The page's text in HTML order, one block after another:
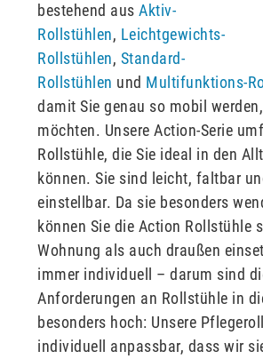
bestehend aus Aktiv-
Rollstühlen, Leichtgewichts-
Rollstühlen, Standard-
Rollstühlen und Multifunktions-
damit Sie genau so mobil
möchten. Unsere Action-Serie
Rollstühle, die Sie ideal in den
können. Sie sind leicht, faltbar
einstellbar. Da sie besonders
können Sie die Action Rollstühle
Wohnung als auch draußen
immer individuell – darum sind
Anforderungen an Rollstühle in
besonders hoch: Unsere
individuell anpassbar, dass wir